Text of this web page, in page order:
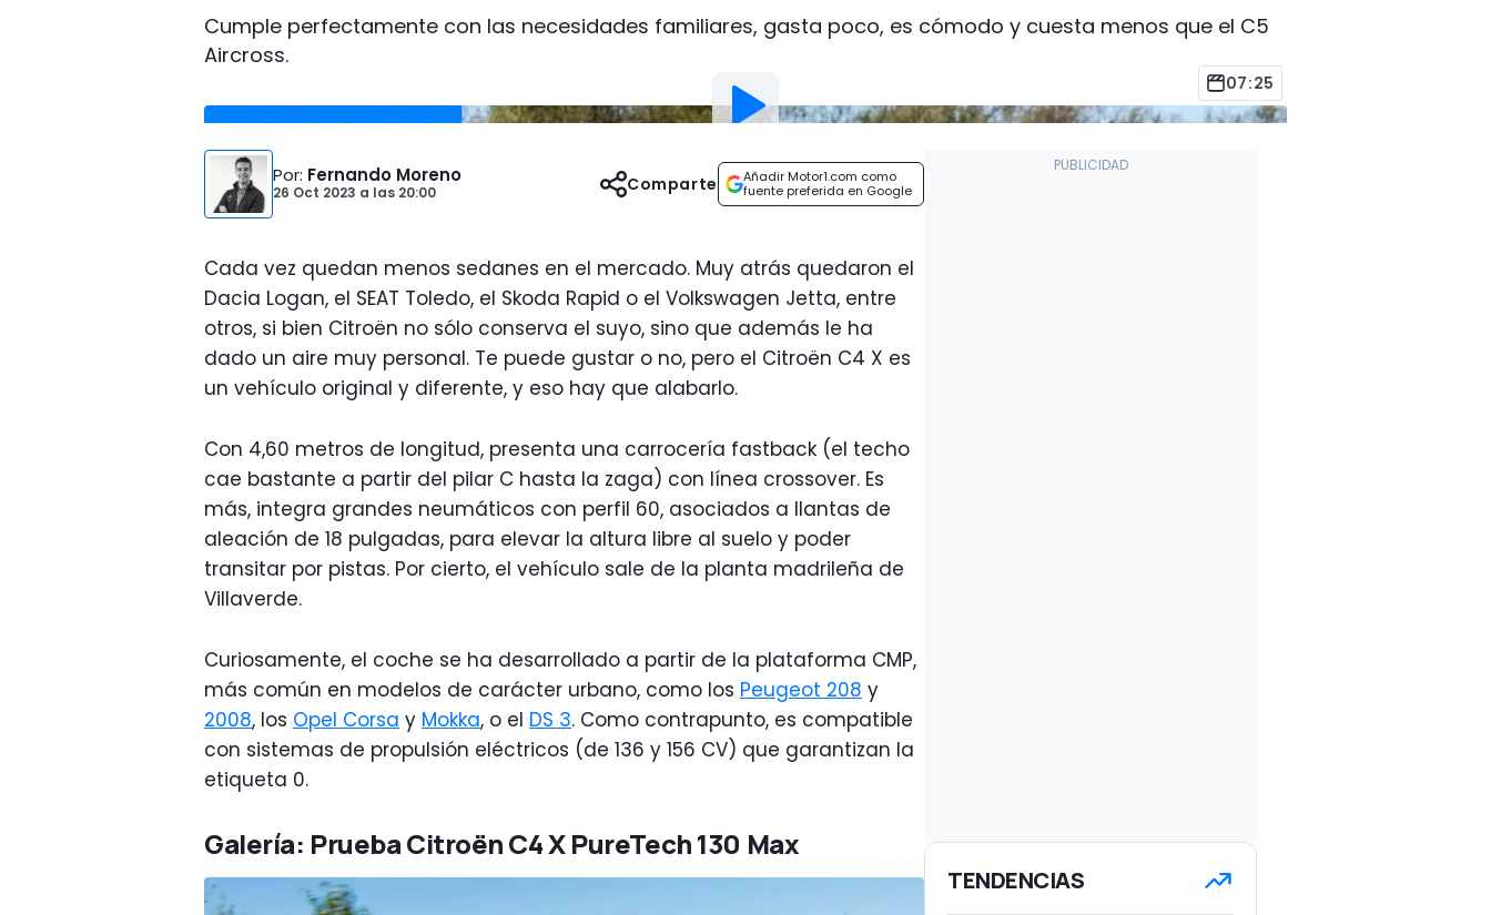
Cumple perfectamente con las necesidades familiares, gasta poco, es cómodo y cuesta menos que el C5
Aircross.
07:25
Por: Fernando Moreno
26 Oct 2023 a las 20:00
Añadir Motor1.com como
fuente preferida en Google
Comparte
Cada vez quedan menos sedanes en el mercado. Muy atrás quedaron el
Dacia Logan, el SEAT Toledo, el Skoda Rapid o el Volkswagen Jetta, entre
otros, si bien Citroën no sólo conserva el suyo, sino que además le ha
dado un aire muy personal. Te puede gustar o no, pero el Citroën C4 X es
un vehículo original y diferente, y eso hay que alabarlo.
Con 4,60 metros de longitud, presenta una carrocería fastback (el techo
cae bastante a partir del pilar C hasta la zaga) con línea crossover. Es
más, integra grandes neumáticos con perfil 60, asociados a llantas de
aleación de 18 pulgadas, para elevar la altura libre al suelo y poder
transitar por pistas. Por cierto, el vehículo sale de la planta madrileña de
Villaverde.
Curiosamente, el coche se ha desarrollado a partir de la plataforma CMP,
más común en modelos de carácter urbano, como los Peugeot 208 y
2008, los Opel Corsa y Mokka, o el DS 3. Como contrapunto, es compatible
con sistemas de propulsión eléctricos (de 136 y 156 CV) que garantizan la
etiqueta 0.
Galería: Prueba Citroën C4 X PureTech 130 Max
TENDENCIAS